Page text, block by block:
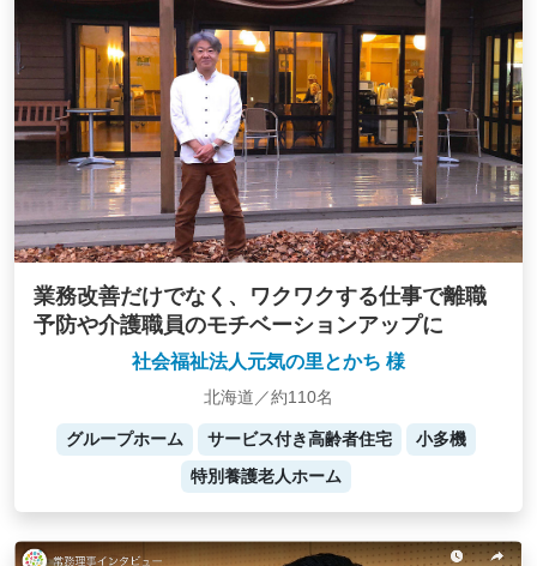
業務改善だけでなく、ワクワクする仕事で離職
予防や介護職員のモチベーションアップに
社会福祉法人元気の里とかち 様
北海道／約110名
グループホーム サービス付き高齢者住宅
小多機
特別養護老人ホーム